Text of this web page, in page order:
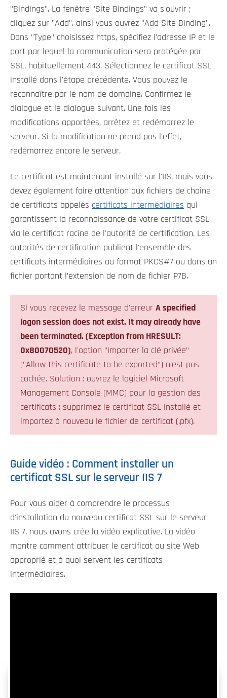
"Bindings". La fenêtre "Site Bindings" va s'ouvrir ;
cliquez sur "Add". ainsi vous ouvrez "Add Site Binding".
Dans "Type" choisissez https, spécifiez l'adresse IP et le
port par lequel la communication sera protégée par
SSL, habituellement 443. Sélectionnez le certificat SSL
installé dans l'étape précédente. Vous pouvez le
reconnaître par le nom de domaine. Confirmez le
dialogue et le dialogue suivant. Une fois les
modifications apportées, arrêtez et redémarrez le
serveur. Si la modification ne prend pas l'effet,
redémarrez encore le serveur.
Le certificat est maintenant installé sur l'IIS, mais vous
devez également faire attention aux fichiers de chaîne
de certificats appelés certificats intermédiaires qui
garantissent la reconnaissance de votre certificat SSL
via le certificat racine de l'autorité de certification. Les
autorités de certification publient l'ensemble des
certificats intermédiaires au format PKCS#7 ou dans un
fichier portant l’extension de nom de fichier P7B.
Si vous recevez le message d'erreur A specified
logon session does not exist. It may already have
been terminated. (Exception from HRESULT:
0x80070520), l'option "Importer la clé privée"
("Allow this certificate to be exported") n'est pas
cochée. Solution : ouvrez le logiciel Microsoft
Management Console (MMC) pour la gestion des
certificats : supprimez le certificat SSL installé et
importez à nouveau le fichier de certificat (.pfx).
Guide vidéo : Comment installer un
certificat SSL sur le serveur IIS 7
Pour vous aider à comprendre le processus
d'installation du nouveau certificat SSL sur le serveur
IIS 7, nous avons crée la vidéo explicative. La vidéo
montre comment attribuer le certificat au site Web
approprié et à quoi servent les certificats
intermédiaires.